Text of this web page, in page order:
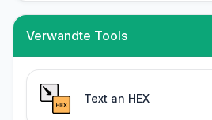
Verwandte Tools
Text an HEX